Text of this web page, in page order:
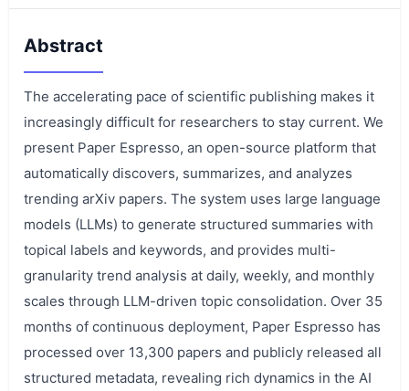
Abstract
The accelerating pace of scientific publishing makes it
increasingly difficult for researchers to stay current. We
present Paper Espresso, an open-source platform that
automatically discovers, summarizes, and analyzes
trending arXiv papers. The system uses large language
models (LLMs) to generate structured summaries with
topical labels and keywords, and provides multi-
granularity trend analysis at daily, weekly, and monthly
scales through LLM-driven topic consolidation. Over 35
months of continuous deployment, Paper Espresso has
processed over 13,300 papers and publicly released all
structured metadata, revealing rich dynamics in the AI